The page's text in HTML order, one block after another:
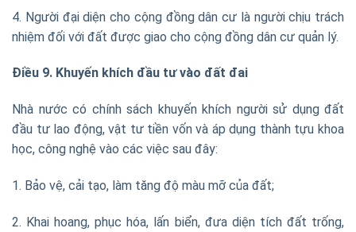
4. Người đại diện cho cộng đồng dân cư là người chịu trách
nhiệm đối với đất được giao cho cộng đồng dân cư quản lý.
Điều 9. Khuyến khích đầu tư vào đất đai
Nhà nước có chính sách khuyến khích người sử dụng đất
đầu tư lao động, vật tư tiền vốn và áp dụng thành tựu khoa
học, công nghệ vào các việc sau đây:
1. Bảo vệ, cải tạo, làm tăng độ màu mỡ của đất;
2. Khai hoang, phục hóa, lấn biển, đưa diện tích đất trống,